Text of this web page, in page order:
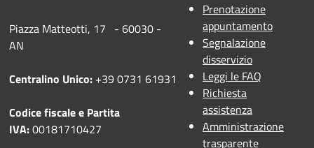
Piazza Matteotti, 17 - 60030 -
AN
Centralino Unico: +39 0731 61931
Codice fiscale e Partita
IVA:00181710427
Prenotazione
appuntamento
Segnalazione
disservizio
Leggi le FAQ
Richiesta
assistenza
Amministrazione
trasparente